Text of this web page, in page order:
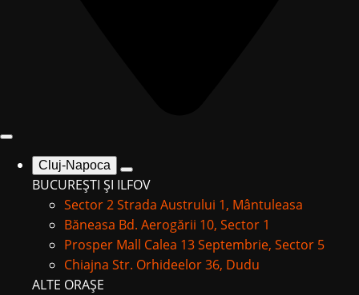
Cluj-Napoca
BUCUREȘTI ȘI ILFOV
Sector 2Strada Austrului 1, Mântuleasa
Băneasa Bd. Aerogării 10, Sector 1
Prosper Mall Calea 13 Septembrie, Sector 5
Chiajna Str. Orhideelor 36, Dudu
ALTE ORAȘE